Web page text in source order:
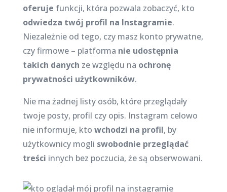
oferuje funkcji, która pozwala zobaczyć, kto
odwiedza twój profil na Instagramie.
Niezależnie od tego, czy masz konto prywatne,
czy firmowe – platforma nie udostępnia
takich danych ze względu na ochronę
prywatności użytkowników.
Nie ma żadnej listy osób, które przeglądały
twoje posty, profil czy opis. Instagram celowo
nie informuje, kto wchodzi na profil, by
użytkownicy mogli swobodnie przeglądać
treści innych bez poczucia, że są obserwowani.